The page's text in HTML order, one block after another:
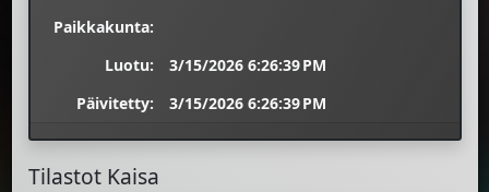
Paikkakunta:
Luotu:
3/15/2026 6:26:39 PM
Päivitetty:
3/15/2026 6:26:39 PM
Tilastot Kaisa